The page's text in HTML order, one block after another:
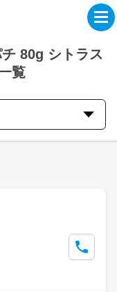
80g シトラス
覧